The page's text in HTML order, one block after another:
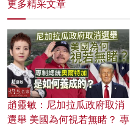
更多精采文章
趙靈敏：尼加拉瓜政府取消
選舉 美國為何視若無睹？ 專